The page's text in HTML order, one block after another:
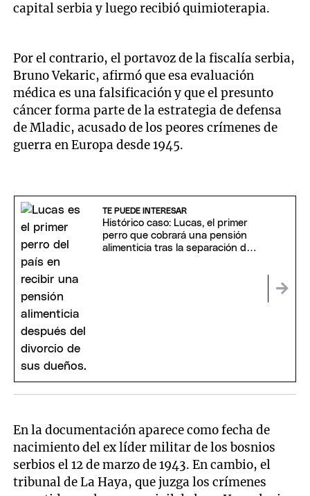
capital serbia y luego recibió quimioterapia.
Por el contrario, el portavoz de la fiscalía serbia,
Bruno Vekaric, afirmó que esa evaluación
médica es una falsificación y que el presunto
cáncer forma parte de la estrategia de defensa
de Mladic, acusado de los peores crímenes de
guerra en Europa desde 1945.
TE PUEDE INTERESAR
Histórico caso: Lucas, el primer
perro que cobrará una pensión
alimenticia tras la separación de
En la documentación aparece como fecha de
nacimiento del ex líder militar de los bosnios
serbios el 12 de marzo de 1943. En cambio, el
tribunal de La Haya, que juzga los crímenes